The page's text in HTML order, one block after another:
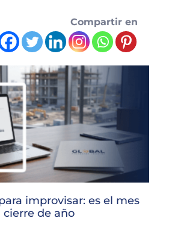
Compartir en
improvisar: es el mes
de año